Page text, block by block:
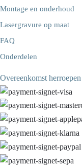
Montage en onderhoud
Lasergravure op maat
FAQ
Onderdelen
Overeenkomst herroepen